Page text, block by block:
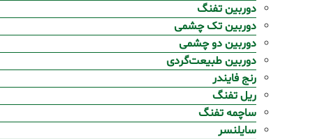
دوربین تفنگ
دوربین تک چشمی
دوربین دو چشمی
دوربین طبیعت‌گردی
رنج فایندر
ریل تفنگ
ساچمه تفنگ
سایلنسر